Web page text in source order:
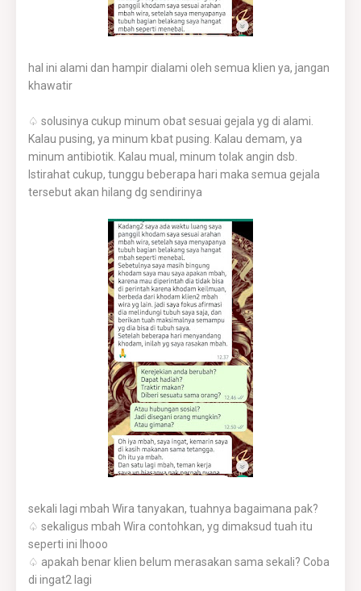
hal ini alami dan hampir dialami oleh semua klien ya, jangan
khawatir
♤ solusinya cukup minum obat sesuai gejala yg di alami.
Kalau pusing, ya minum kbat pusing. Kalau demam, ya
minum antibiotik. Kalau mual, minum tolak angin dsb.
Istirahat cukup, tunggu beberapa hari maka semua gejala
tersebut akan hilang dg sendirinya
sekali lagi mbah Wira tanyakan, tuahnya bagaimana pak?
♤ sekaligus mbah Wira contohkan, yg dimaksud tuah itu
seperti ini lhooo
♤ apakah benar klien belum merasakan sama sekali? Coba
di ingat2 lagi